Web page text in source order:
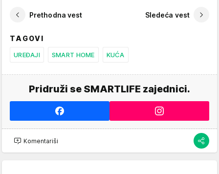
Prethodna vest Sledeća vest
TAGOVI
UREĐAJI SMART HOME KUĆA
Pridruži se SMARTLIFE zajednici.
Komentariši